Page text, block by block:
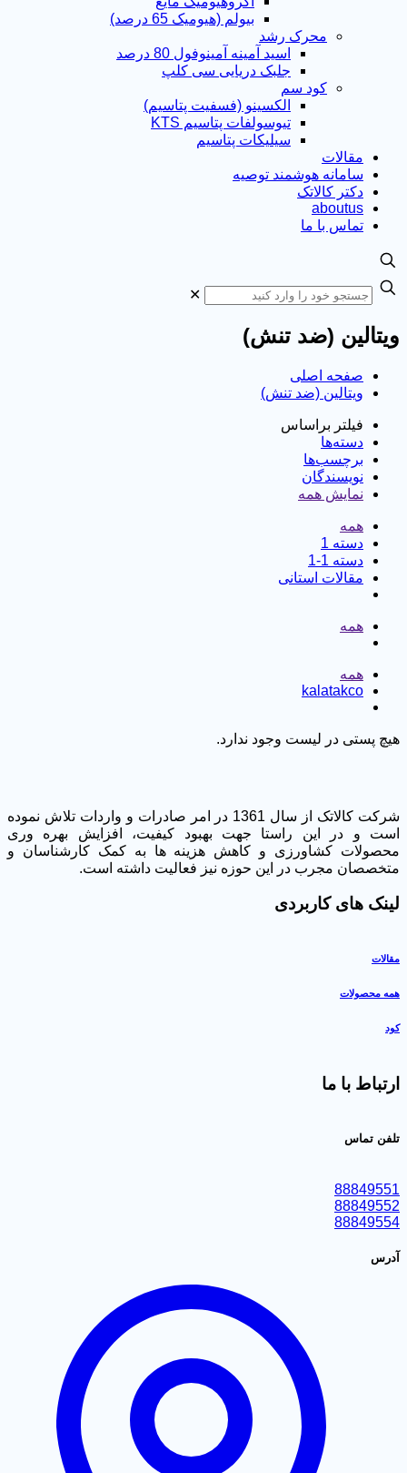
بیولم (هیومیک 65 درصد)
محرک رشد
اسید آمینه آمینوفول 80 درصد
جلبک دریایی سی کلپ
کود سم
الکسینو (فسفیت پتاسیم)
تیوسولفات پتاسیم KTS
سیلیکات پتاسیم
مقالات
سامانه هوشمند توصیه
دکتر کالاتک
aboutus
تماس با ما
✕
ویتالین (ضد تنش)
صفحه اصلی
ویتالین (ضد تنش)
فیلتر براساس
دسته‌ها
برچسب‌ها
نویسندگان
نمایش همه
همه
دسته 1
دسته 1-1
مقالات استانی
همه
همه
kalatakco
هیچ پستی در لیست وجود ندارد.
شرکت کالاتک از سال 1361 در امر صادرات و واردات تلاش نموده
است و در این راستا جهت بهبود کیفیت، افزایش بهره وری
محصولات کشاورزی و کاهش هزینه ها به کمک کارشناسان و
متخصصان مجرب در این حوزه نیز فعالیت داشته است.
لینک های کاربردی
مقالات
همه محصولات
کود
ارتباط با ما
تلفن تماس
88849551
88849552
88849554
آدرس